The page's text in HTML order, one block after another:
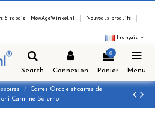
à rabais - NewAgeWinkel.nl
Nouveaux produits
Français
Search Connexion
0
Panier Menu
Cartes Oracle et cartes de
Carmine Salerno